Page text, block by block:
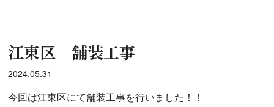
江東区 舗装工事
2024.05.31
今回は江東区にて舗装工事を行いました！！